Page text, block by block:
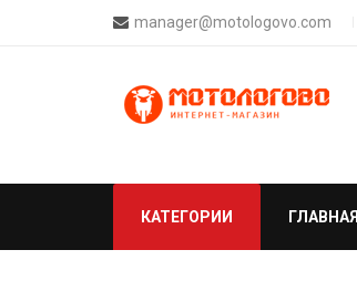
manager@motologovo.com
КАТЕГОРИИ ГЛАВНАЯ